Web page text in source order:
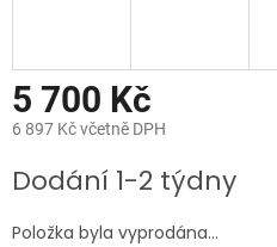
5 700 Kč
6 897 Kč včetně DPH
cena:
Dodání 1-2 týdny
Položka byla vyprodána…